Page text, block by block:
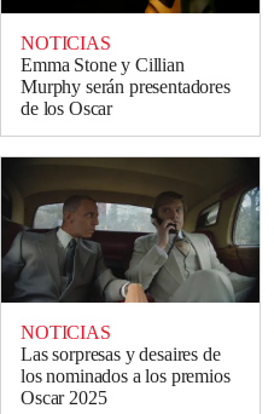
NOTICIAS
Emma Stone y Cillian
Murphy serán presentadores
de los Oscar
NOTICIAS
Las sorpresas y desaires de
los nominados a los premios
Oscar 2025